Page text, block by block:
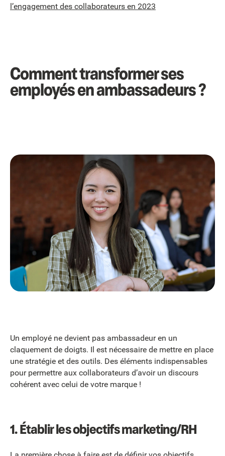
l’engagement des collaborateurs en 2023
Comment transformer ses
employés en ambassadeurs ?
Un employé ne devient pas ambassadeur en un
claquement de doigts. Il est nécessaire de mettre en place
une stratégie et des outils. Des éléments indispensables
pour permettre aux collaborateurs d’avoir un discours
cohérent avec celui de votre marque !
1. Établir les objectifs marketing/RH